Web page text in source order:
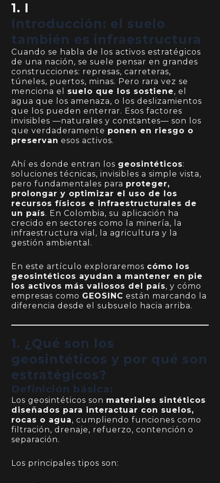
1. I
Introducción: el suelo
también es infraestructura
Cuando se habla de los activos estratégicos
de una nación, se suele pensar en grandes
construcciones: represas, carreteras,
túneles, puertos, minas. Pero rara vez se
menciona el suelo que los sostiene, el
agua que los amenaza, o los deslizamientos
que los pueden enterrar. Esos factores
invisibles —naturales y constantes— son los
que verdaderamente ponen en riesgo o
preservan esos activos.
Ahí es donde entran los geosintéticos:
soluciones técnicas, invisibles a simple vista,
pero fundamentales para proteger,
prolongar y optimizar el uso de los
recursos físicos e infraestructurales de
un país. En Colombia, su aplicación ha
crecido en sectores como la minería, la
infraestructura vial, la agricultura y la
gestión ambiental.
En este artículo exploraremos cómo los
geosintéticos ayudan a mantener en pie
los activos más valiosos del país, y cómo
empresas como GEOSINC están marcando la
diferencia desde el subsuelo hacia arriba.
1. ¿Qué son los
geosintéticos y por qué son
estratégicos?
Definición básica:
Los geosintéticos son materiales sintéticos
diseñados para interactuar con suelos,
rocas o agua, cumpliendo funciones como
filtración, drenaje, refuerzo, contención o
separación.
Los principales tipos son: